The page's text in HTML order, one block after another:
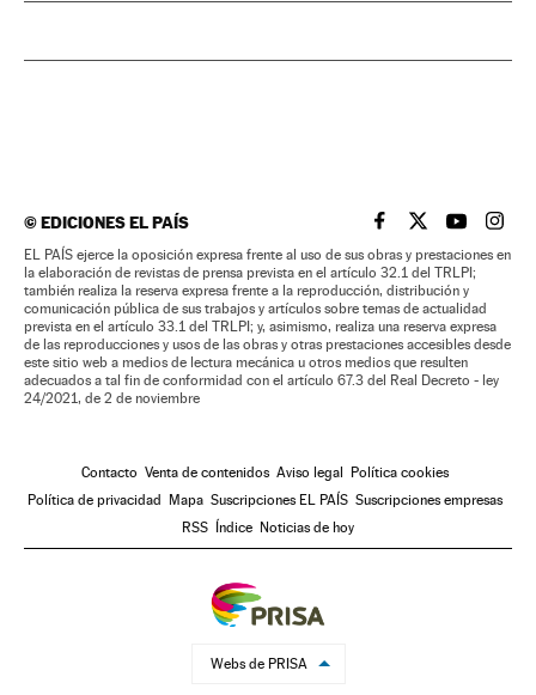
©EDICIONES EL PAÍS EL PAÍS BRASIL EN
EL PAÍSEL PAÍS
EL
EL PAÍS ejerce la oposición expresa frente al uso de sus obras y prestaciones en
la elaboración de revistas de prensa prevista en el artículo 32.1 del TRLPI;
también realiza la reserva expresa frente a la reproducción, distribución y
comunicación pública de sus trabajos y artículos sobre temas de actualidad
prevista en el artículo 33.1 del TRLPI; y, asimismo, realiza una reserva expresa
de las reproducciones y usos de las obras y otras prestaciones accesibles desde
este sitio web a medios de lectura mecánica u otros medios que resulten
adecuados a tal fin de conformidad con el artículo 67.3 del Real Decreto - ley
24/2021, de 2 de noviembre
Contacto Venta de contenidos Aviso legal
Política cookies
Política de privacidad
Mapa Suscripciones EL PAÍS Suscripciones empresas
RSS
Índice Noticias de hoy
Webs de PRISA